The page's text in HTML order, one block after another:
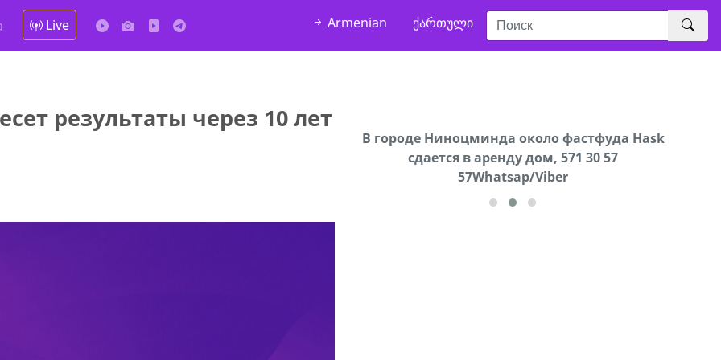
Live Armenian ქართული
результаты через 10 лет
В городе Ниноцминда около фастфуда Hask
cдается в аренду дом, 571 30 57
57Whatsap/Viber
Продается машина марки Prado,571 30 57
57Whatsap/Viber